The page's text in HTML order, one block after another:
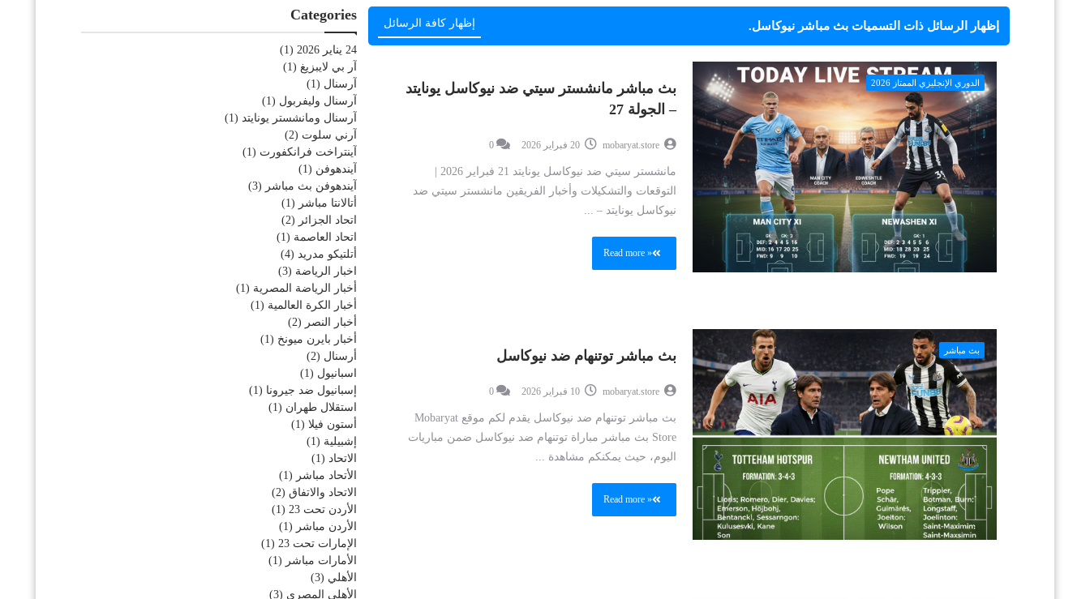
‏إظهار الرسائل ذات التسمياتبث مباشر نيوكاسل. إظهار كافة الرسائل
الدوري الإنجليزي الممتاز 2026
بث مباشر مانشستر سيتي ضد نيوكاسل يونايتد
– الجولة 27
mobaryat.store 20 فبراير 2026 0
التوقعات والتشكيلات وأخبار الفريقين مانشستر سيتي ضد
نيوكاسل يونايتد – ...
Read more »
بث مباشر بث مباشر توتنهام ضد نيوكاسل
mobaryat.store 10 فبراير 2026 0
بث مباشر توتنهام ضد نيوكاسل يقدم لكم موقع Mobaryat
Store بث مباشر مباراة توتنهام ضد نيوكاسل ضمن مباريات
اليوم، حيث يمكنكم مشاهدة ...
Read more »
Categories
24 يناير 2026
(1)
آر بي لايبزيغ (1)
آرسنال (1)
آرسنال وليفربول (1)
آرسنال ومانشستر يونايتد (1)
آرني سلوت (2)
آينتراخت فرانكفورت (1)
آيندهوفن (1)
آيندهوفن بث مباشر (3)
أتالانتا مباشر (1)
اتحاد الجزائر (2)
اتحاد العاصمة (1)
أتلتيكو مدريد (4)
اخبار الرياضة (3)
أخبار الرياضة المصرية (1)
أخبار الكرة العالمية (1)
أخبار النصر (2)
أخبار بايرن ميونخ (1)
أرسنال (2)
اسبانيول (1)
إسبانيول ضد جيرونا (1)
استقلال طهران (1)
أستون فيلا (1)
إشبيلية (1)
الاتحاد (1)
الأتحاد مباشر (1)
الاتحاد والاتفاق (2)
الأردن تحت 23
(1)
الأردن مباشر (1)
الإمارات تحت 23
(1)
الأمارات مباشر (1)
الأهلي (3)
الأهلي المصري (3)